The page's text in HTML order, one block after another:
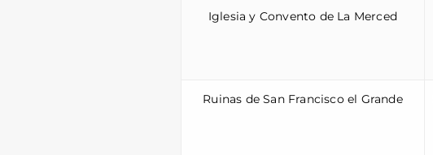
Iglesia y Convento de La Merced
Ruinas de San Francisco el Grande